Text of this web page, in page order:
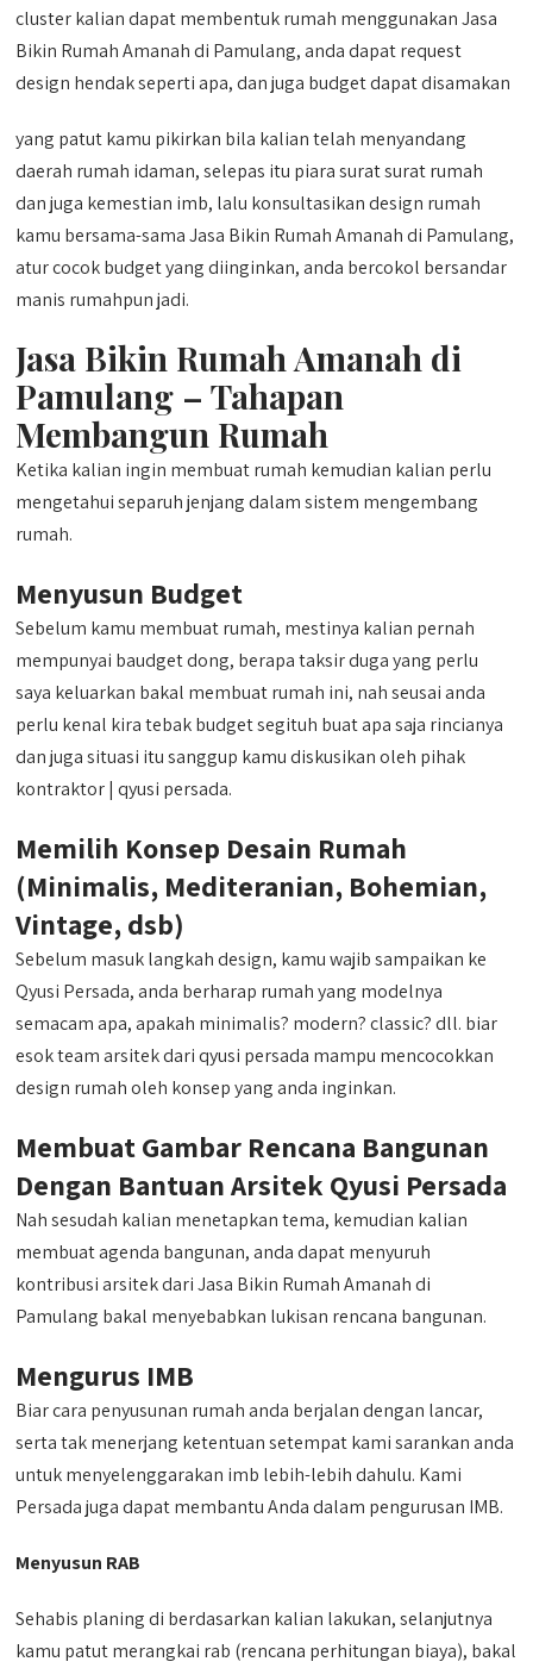
cluster kalian dapat membentuk rumah menggunakan Jasa
Bikin Rumah Amanah di Pamulang, anda dapat request
design hendak seperti apa, dan juga budget dapat disamakan
yang patut kamu pikirkan bila kalian telah menyandang
daerah rumah idaman, selepas itu piara surat surat rumah
dan juga kemestian imb, lalu konsultasikan design rumah
kamu bersama-sama Jasa Bikin Rumah Amanah di Pamulang,
atur cocok budget yang diinginkan, anda bercokol bersandar
manis rumahpun jadi.
Jasa Bikin Rumah Amanah di
Pamulang – Tahapan
Membangun Rumah
Ketika kalian ingin membuat rumah kemudian kalian perlu
mengetahui separuh jenjang dalam sistem mengembang
rumah.
Menyusun Budget
Sebelum kamu membuat rumah, mestinya kalian pernah
mempunyai baudget dong, berapa taksir duga yang perlu
saya keluarkan bakal membuat rumah ini, nah seusai anda
perlu kenal kira tebak budget segituh buat apa saja rincianya
dan juga situasi itu sanggup kamu diskusikan oleh pihak
kontraktor | qyusi persada.
Memilih Konsep Desain Rumah
(Minimalis, Mediteranian, Bohemian,
Vintage, dsb)
Sebelum masuk langkah design, kamu wajib sampaikan ke
Qyusi Persada, anda berharap rumah yang modelnya
semacam apa, apakah minimalis? modern? classic? dll. biar
esok team arsitek dari qyusi persada mampu mencocokkan
design rumah oleh konsep yang anda inginkan.
Membuat Gambar Rencana Bangunan
Dengan Bantuan Arsitek Qyusi Persada
Nah sesudah kalian menetapkan tema, kemudian kalian
membuat agenda bangunan, anda dapat menyuruh
kontribusi arsitek dari Jasa Bikin Rumah Amanah di
Pamulang bakal menyebabkan lukisan rencana bangunan.
Mengurus IMB
Biar cara penyusunan rumah anda berjalan dengan lancar,
serta tak menerjang ketentuan setempat kami sarankan anda
untuk menyelenggarakan imb lebih-lebih dahulu. Kami
Persada juga dapat membantu Anda dalam pengurusan IMB.
Menyusun RAB
Sehabis planing di berdasarkan kalian lakukan, selanjutnya
kamu patut merangkai rab (rencana perhitungan biaya), bakal